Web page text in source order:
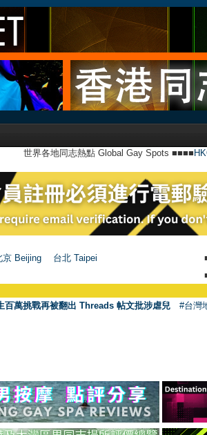
世界各地同志熱點 Global Gay Spots ■■■■
京 Beijing 台北 Taipei
萬挑戰再被翻出 Threads 帖文批涉虐兒 #台灣